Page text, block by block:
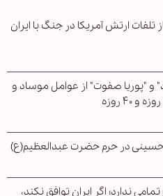
تلفات ارتش آمریکا در جنگ با ایران
و "پوریا صفوت" از عوامل موساد و
حسینی در حرم حضرت عبدالعظیم(ع)
ندارد؛ اگر ایران توافق نکند،